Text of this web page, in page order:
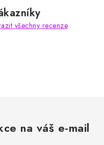
všechny recenze
na váš e-mail